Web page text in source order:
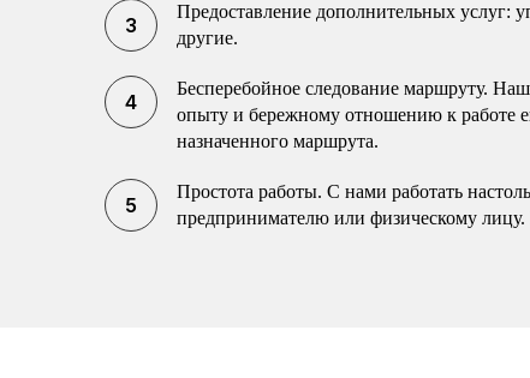
Предоставление дополнительных услуг:
другие.
Бесперебойное следование маршруту.
опыту и бережному отношению к работе
назначенного маршрута.
Простота работы. С нами работать
предпринимателю или физическому